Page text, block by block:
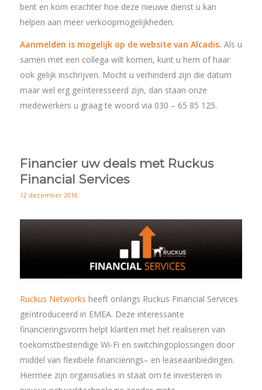
bent en kom erachter hoe deze nieuwe dienst u kan
helpen aan meer verkoopmogelijkheden.
Aanmelden is mogelijk op de website van Alcadis. Als u
samen met een collega wilt komen, kunt u hem of haar
ook gelijk inschrijven. Mocht u verhinderd zijn die datum
maar wel erg geïnteresseerd zijn, dan staan onze
medewerkers u graag te woord via 030 – 65 85 125.
Financier uw deals met Ruckus
Financial Services
12 december 2018
Ruckus Networks heeft onlangs Ruckus Financial Services
geïntroduceerd in EMEA. Deze interessante
financieringsvorm helpt klanten met het realiseren van
toekomstbestendige Wi-Fi en switchingoplossingen door
middel van flexibele financierings– en leaseaanbiedingen.
Hiermee zijn organisaties in staat om te investeren in